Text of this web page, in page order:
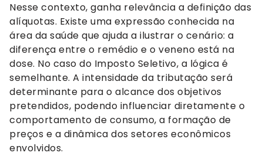
Nesse contexto, ganha relevância a definição das
alíquotas. Existe uma expressão conhecida na
área da saúde que ajuda a ilustrar o cenário: a
diferença entre o remédio e o veneno está na
dose. No caso do Imposto Seletivo, a lógica é
semelhante. A intensidade da tributação será
determinante para o alcance dos objetivos
pretendidos, podendo influenciar diretamente o
comportamento de consumo, a formação de
preços e a dinâmica dos setores econômicos
envolvidos.